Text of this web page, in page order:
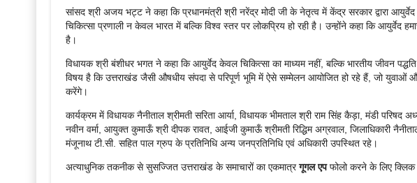
सांसद श्री अजय भट्ट ने कहा कि प्रधानमंत्री श्री नरेंद्र मोदी जी के नेतृत्व में केंद्र सरकार द्वारा
चिकित्सा प्रणाली न केवल भारत में बल्कि विश्व स्तर पर लोकप्रिय हो रही है। उन्होंने कहा कि आयुर्वेद
है।
विधायक श्री बंशीधर भगत ने कहा कि आयुर्वेद केवल चिकित्सा का माध्यम नहीं, बल्कि भारतीय जीवन
विषय है कि उत्तराखंड जैसी औषधीय संपदा से परिपूर्ण भूमि में ऐसे सम्मेलन आयोजित हो रहे हैं, जो
करेंगे।
कार्यक्रम में विधायक नैनीताल श्रीमती सरिता आर्या, विधायक भीमताल श्री राम सिंह कैड़ा, मंडी परिषद
नवीन वर्मा, आयुक्त कुमाऊँ श्री दीपक रावत, आईजी कुमाऊँ श्रीमती रिद्धिम अग्रवाल, जिलाधिकारी
मंजूनाथ टी.सी. सहित पाल ग्रुप के प्रतिनिधि अन्य जनप्रतिनिधि एवं अधिकारी उपस्थित रहे।
अत्याधुनिक तकनीक से सुसज्जित उत्तराखंड के समाचारों का एकमात्रगूगल एपफोलो करने के लिए